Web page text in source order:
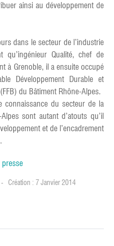
ainsi au développement de
dans le secteur de l’industrie
Qualité, chef de
à Grenoble, il a ensuite occupé
Développement Durable et
du Bâtiment Rhône-Alpes.
connaissance du secteur de la
sont autant d’atouts qu’il
et de l’encadrement
Création : 7 Janvier 2014